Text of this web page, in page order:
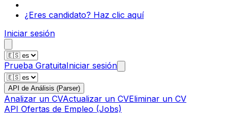
¿Eres candidato? Haz clic aquí
Iniciar sesión
Prueba GratuitaIniciar sesión
API de Análisis (Parser)
Analizar un CVActualizar un CVEliminar un CV
API Ofertas de Empleo (Jobs)